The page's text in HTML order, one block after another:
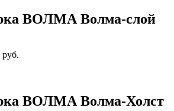
ВОЛМА Волма-слой
руб.
ВОЛМА Волма-Холст